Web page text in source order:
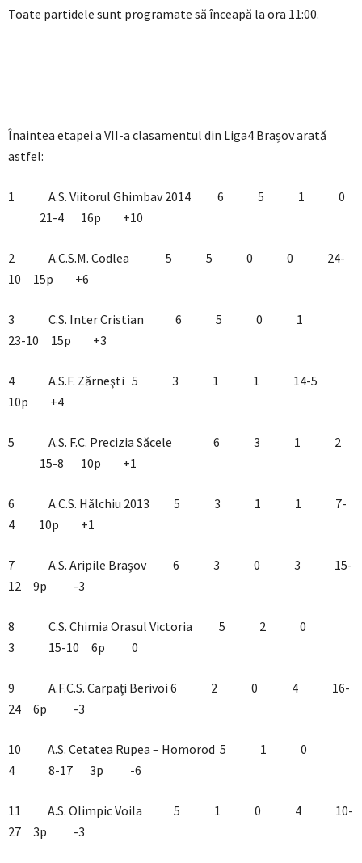
Toate partidele sunt programate să înceapă la ora 11:00.
Înaintea etapei a VII-a clasamentul din Liga4 Brașov arată
astfel:
1 A.S. Viitorul Ghimbav 2014 6 5 1 0
21-4 16p +10
2 A.C.S.M. Codlea 5 5 0 0 24-
10 15p +6
3 C.S. Inter Cristian 6 5 0 1
23-10 15p +3
4 A.S.F. Zărneşti 5 3 1 1 14-5
10p +4
5 A.S. F.C. Precizia Săcele 6 3 1 2
15-8 10p +1
6 A.C.S. Hălchiu 2013 5 3 1 1 7-
4 10p +1
7 A.S. Aripile Braşov 6 3 0 3 15-
12 9p -3
8 C.S. Chimia Orasul Victoria 5 2 0
3 15-10 6p 0
9 A.F.C.S. Carpaţi Berivoi 6 2 0 4 16-
24 6p -3
10 A.S. Cetatea Rupea – Homorod 5 1 0
4 8-17 3p -6
11 A.S. Olimpic Voila 5 1 0 4 10-
27 3p -3